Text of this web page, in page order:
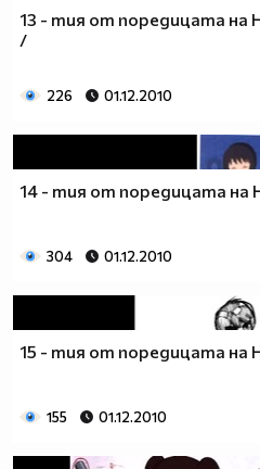
13 - тия от поредицата на
/
226 01.12.2010
14 - тия от поредицата на
304 01.12.2010
15 - тия от поредицата на
155 01.12.2010